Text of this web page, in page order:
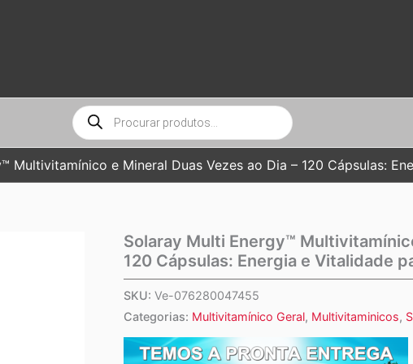
Pesquisar
produtos
Multivitamínico e Mineral Duas Vezes ao Dia – 120 Cápsulas:
Solaray Multi Energy™
120 Cápsulas: Energia e Vitalidade
SKU: Ve-076280047455
Categorias: Multivitamínico Geral, Multivitaminicos,